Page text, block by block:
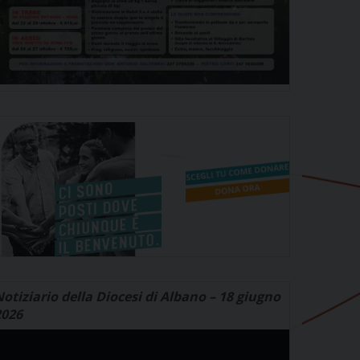
della Diocesi di Albano – 18 giugno